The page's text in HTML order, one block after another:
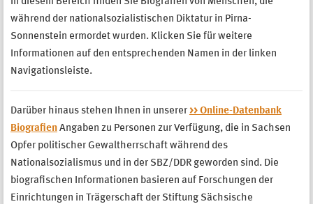
während der nationalsozialistischen Diktatur in Pirna-
Sonnenstein ermordet wurden. Klicken Sie für weitere
Informationen auf den entsprechenden Namen in der linken
Navigationsleiste.
Darüber hinaus stehen Ihnen in unserer >> Online-Datenbank
Biografien Angaben zu Personen zur Verfügung, die in Sachsen
Opfer politischer Gewaltherrschaft während des
Nationalsozialismus und in der SBZ/DDR geworden sind. Die
biografischen Informationen basieren auf Forschungen der
Einrichtungen in Trägerschaft der Stiftung Sächsische